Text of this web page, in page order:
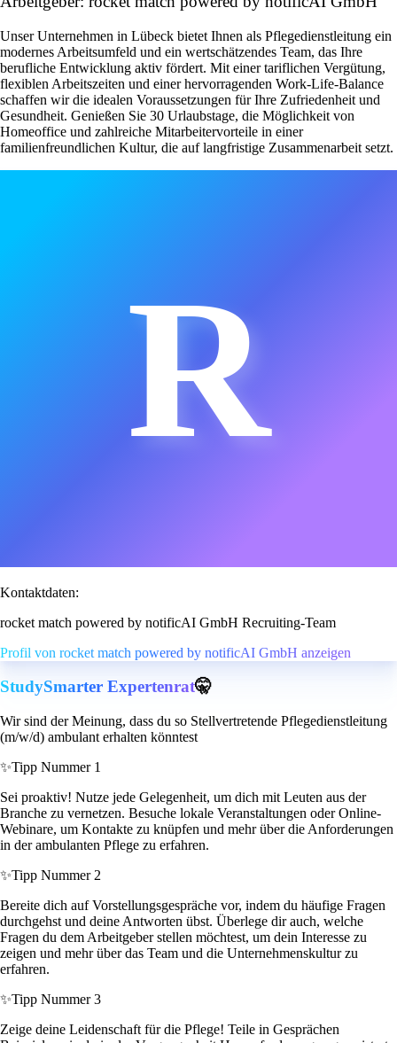
Unser Unternehmen in Lübeck bietet Ihnen als Pflegedienstleitung ein
modernes Arbeitsumfeld und ein wertschätzendes Team, das Ihre
berufliche Entwicklung aktiv fördert. Mit einer tariflichen Vergütung,
flexiblen Arbeitszeiten und einer hervorragenden Work-Life-Balance
schaffen wir die idealen Voraussetzungen für Ihre Zufriedenheit und
Gesundheit. Genießen Sie 30 Urlaubstage, die Möglichkeit von
Homeoffice und zahlreiche Mitarbeitervorteile in einer
familienfreundlichen Kultur, die auf langfristige Zusammenarbeit setzt.
R
Kontaktdaten:
rocket match powered by notificAI GmbH Recruiting-Team
Profil von rocket match powered by notificAI GmbH anzeigen
StudySmarter Expertenrat🤫
Wir sind der Meinung, dass du so Stellvertretende Pflegedienstleitung
(m/w/d) ambulant erhalten könntest
✨Tipp Nummer 1
Sei proaktiv! Nutze jede Gelegenheit, um dich mit Leuten aus der
Branche zu vernetzen. Besuche lokale Veranstaltungen oder Online-
Webinare, um Kontakte zu knüpfen und mehr über die Anforderungen
in der ambulanten Pflege zu erfahren.
✨Tipp Nummer 2
Bereite dich auf Vorstellungsgespräche vor, indem du häufige Fragen
durchgehst und deine Antworten übst. Überlege dir auch, welche
Fragen du dem Arbeitgeber stellen möchtest, um dein Interesse zu
zeigen und mehr über das Team und die Unternehmenskultur zu
erfahren.
✨Tipp Nummer 3
Zeige deine Leidenschaft für die Pflege! Teile in Gesprächen